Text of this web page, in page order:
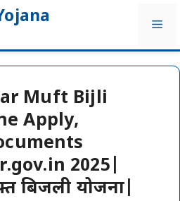
Muft Bijli
Apply,
2025|
बिजली योजना|